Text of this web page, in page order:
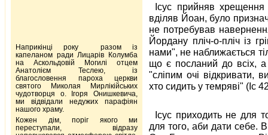
Ісус прийняв
вділяв Йоан, було
не потребував
Йордану пліч-о-пліч із
нами", не наближається
що є посланий до всіх,
"сліпим очі відкривати,
хто сидить у темряві" (Іс
Ісус приходить не для
для того, аби дати себе.
Наприкінці року разом із
капеланом ради Лицарів Колумба
на Аскольдовій Могилі отцем
Анатолієм Теслею, із
благословення пароха церкви
святого Миколая Мирлікійських
чудотворця о. Ігоря Онишкевича,
ми відвідали недужих парафіян
нашого храму.
Кожен дім, поріг якого ми
переступали, відразу